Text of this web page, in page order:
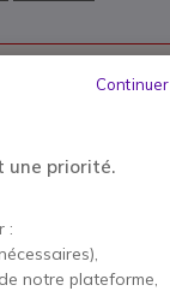
produit a été
une priorité.
:
notre plateforme,